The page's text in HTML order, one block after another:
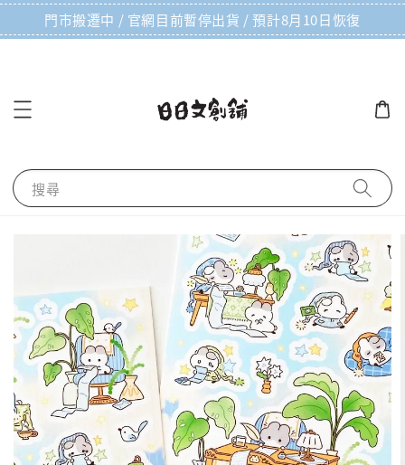
門市搬遷中 / 官網目前暫停出貨 / 預計8月10日恢復
搜尋